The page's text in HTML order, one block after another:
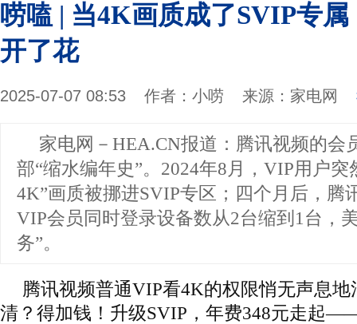
唠嗑 | 当4K画质成了SVIP专
开了花
2025-07-07 08:53 作者： 小唠 来源： 家电网
家电网－HEA.CN报道： 腾讯视频的会
部“缩水编年史”。2024年8月，VIP用户突
4K”画质被挪进SVIP专区；四个月后，腾
VIP会员同时登录设备数从2台缩到1台，
务”。
腾讯视频普通VIP看4K的权限悄无声息
清？得加钱！升级SVIP，年费348元走起